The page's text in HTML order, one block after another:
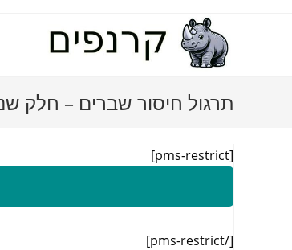
תרגול חיסור שברים – חלק
[pms-restrict]
[/pms-restrict]